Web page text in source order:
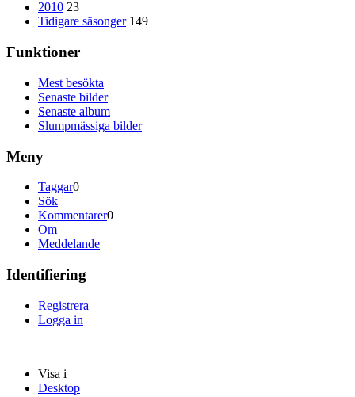
2010 23
Tidigare säsonger 149
Funktioner
Mest besökta
Senaste bilder
Senaste album
Slumpmässiga bilder
Meny
Taggar0
Sök
Kommentarer0
Om
Meddelande
Identifiering
Registrera
Logga in
Visa i
Desktop